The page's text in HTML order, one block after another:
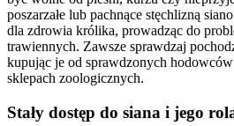
poszarzałe lub pachnące stęchlizną
dla zdrowia królika, prowadząc do
trawiennych. Zawsze sprawdzaj
kupując je od sprawdzonych
sklepach zoologicznych.
Stały dostęp do siana i jego